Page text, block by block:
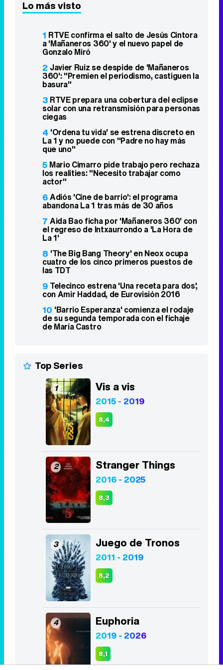
360': "Premien el periodismo, castiguen la
basura"
3 RTVE prepara una cobertura del eclipse
solar con una retransmisión para personas
ciegas
4 'Ordena tu vida' se estrena discreto en
La 1 y no puede con "Padre no hay más
que uno"
5 Mario Cimarro pide trabajo pero rechaza
los realities: "Necesito trabajar como
actor"
6 Adiós 'Cine de barrio': el programa
abandona La 1 tras más de 30 años
7 Aida Bao ficha por 'Mañaneros 360' con
el regreso de Intxaurrondo a 'La Hora de
La 1'
8'The Big Bang Theory' en Neox ocupa
cuatro de los cinco primeros puestos de
las TDT
9 Telecinco estrena 'Una receta para dos',
con Amir Haddad, de Eurovisión 2016
10 'Barrio Esperanza' comienza el rodaje
de su segunda temporada con el fichaje
de María Castro
Top Series
1 Vis a vis
2015 - 2019
2 Stranger Things
2016 - 2025
8,3
3 Juego de Tronos
2011 - 2019
8,2
4 Euphoria
2019 - 2026
8,1
5 La Casa de Papel
2017 - 2021
8,5